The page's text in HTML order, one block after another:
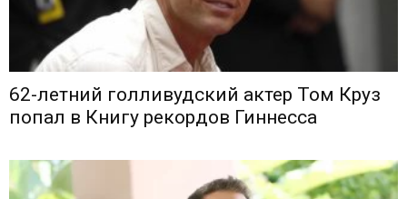
62-летний голливудский актер Том Круз
попал в Книгу рекордов Гиннесса